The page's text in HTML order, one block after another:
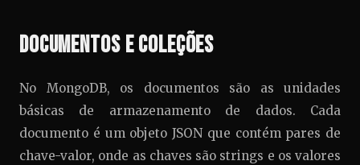
Documentos e Coleções
No MongoDB, os documentos são as unidades
básicas de armazenamento de dados. Cada
documento é um objeto JSON que contém pares de
chave-valor, onde as chaves são strings e os valores